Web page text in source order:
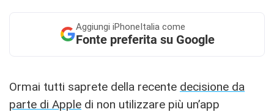
Aggiungi iPhoneItalia come
Fonte preferita su Google
Ormai tutti saprete della recente decisione da
parte di Apple di non utilizzare più un’app